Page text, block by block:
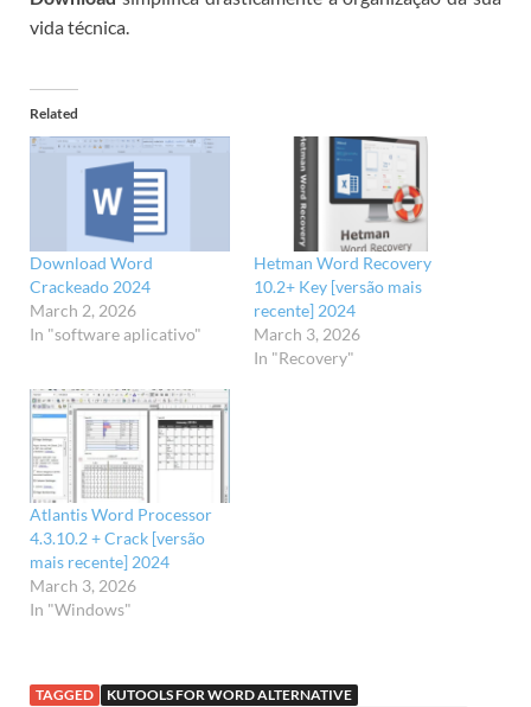
vida técnica.
Related
Download Word
Crackeado 2024
March 2, 2026
In "software aplicativo"
Hetman Word Recovery
10.2+ Key [versão mais
recente] 2024
March 3, 2026
In "Recovery"
Atlantis Word Processor
4.3.10.2 + Crack [versão
mais recente] 2024
March 3, 2026
In "Windows"
TAGGED
KUTOOLS FOR WORD ALTERNATIVE